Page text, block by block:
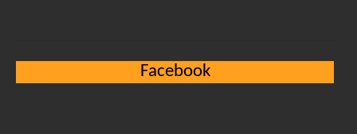
Facebook